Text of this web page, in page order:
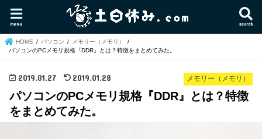
search
menu
HOME パソコン
メモリー（メモリ）
パソコンのPCメモリ規格『DDR』とは？特徴をまとめてみた。
メモリー（メモリ）
2019.01.27 2019.01.28
パソコンのPCメモリ規格『DDR』とは？特徴
をまとめてみた。